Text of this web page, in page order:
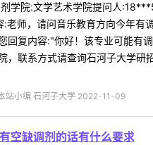
学院:文学艺术学院提问人
师，请问音乐教育方向今年有调
回复内容:"你好！该专业可能有
，联系方式请查询石河子大学
站小编 石河子大学 2022-11-09
空缺调剂的话有什么要求